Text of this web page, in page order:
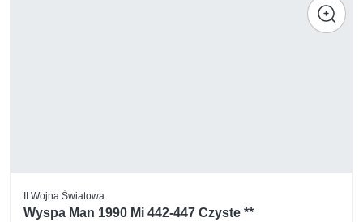
II Wojna Światowa
Wyspa Man 1990 Mi 442-447 Czyste **